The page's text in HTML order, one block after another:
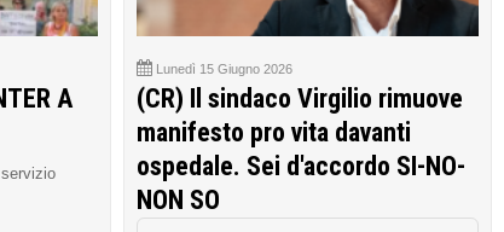
A
Lunedì 15 Giugno 2026
(CR) Il sindaco Virgilio rimuove
manifesto pro vita davanti
ospedale. Sei d'accordo SI-NO-
NON SO